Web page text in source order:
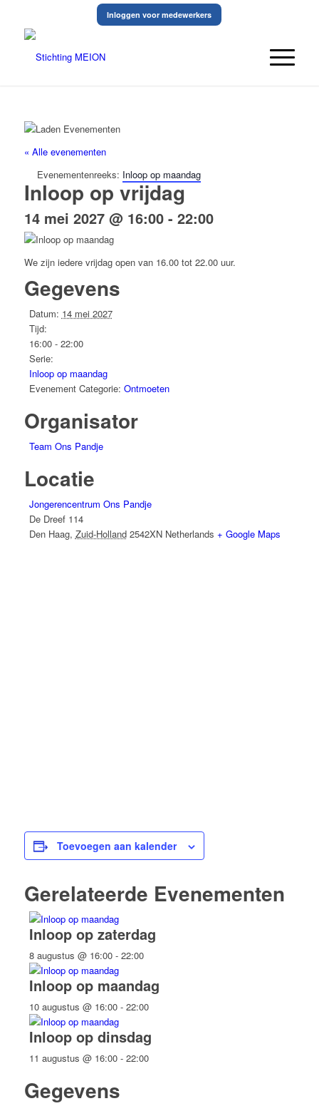
Inloggen voor medewerkers
« Alle evenementen
Evenementenreeks: Inloop op maandag
Inloop op vrijdag
14 mei 2027 @ 16:00- 22:00
We zijn iedere vrijdag open van 16.00 tot 22.00 uur.
Gegevens
Datum: 14 mei 2027
Tijd:
16:00 - 22:00
Serie:
Inloop op maandag
Evenement Categorie: Ontmoeten
Organisator
Team Ons Pandje
Locatie
Jongerencentrum Ons Pandje
De Dreef 114
Den Haag, Zuid-Holland 2542XN Netherlands + Google Maps
Toevoegen aan kalender
Gerelateerde Evenementen
Inloop op zaterdag
8 augustus @ 16:00- 22:00
Inloop op maandag
10 augustus @ 16:00- 22:00
Inloop op dinsdag
11 augustus @ 16:00- 22:00
Gegevens